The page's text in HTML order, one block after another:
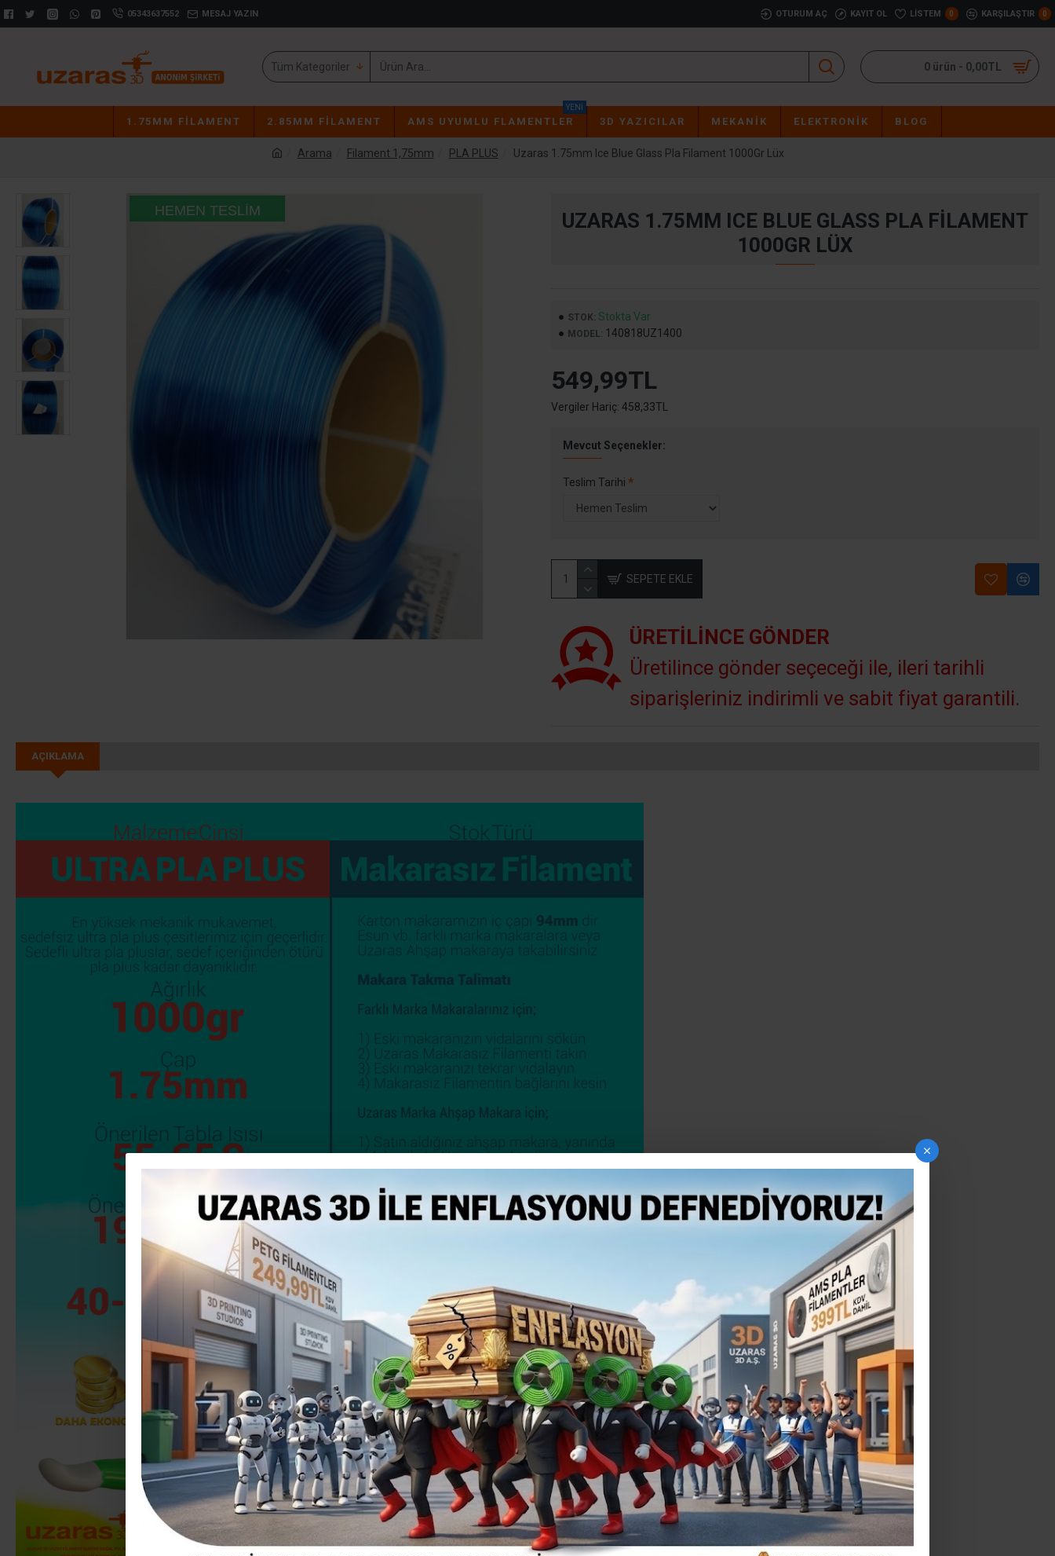
05343637552 MESAJ YAZIN OTURUM AÇ KAYIT OL LISTEM 0 KARŞILAŞTIR 0
Tüm Kategoriler 0 ürün - 0,00TL
1.75MM FILAMENT 2.85MM FILAMENT AMS UYUMLU FLAMENTLER
YENI
3D YAZICILAR MEKANIK ELEKTRONIK BLOG
Arama Filament 1,75mm PLA PLUS Uzaras 1.75mm Ice Blue Glass Pla Filament 1000Gr Lüx
HEMEN TESLIM
UZARAS 1.75MM ICE BLUE GLASS PLA FILAMENT
1000GR LÜX
STOK: Stokta Var
MODEL: 140818UZ1400
549,99TL
Vergiler Hariç: 458,33TL
Mevcut Seçenekler:
Teslim Tarihi
SEPETE EKLE
ÜRETILINCE GÖNDER
Üretilince gönder seçeceği ile, ileri tarihli
siparişleriniz indirimli ve sabit fiyat garantili.
AÇIKLAMA